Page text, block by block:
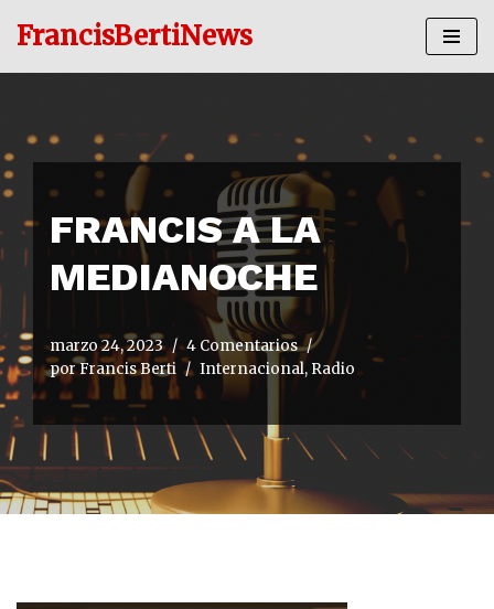
FrancisBertiNews
FRANCIS A LA
MEDIANOCHE
marzo 24, 2023
4 Comentarios
porFrancis Berti Internacional, Radio